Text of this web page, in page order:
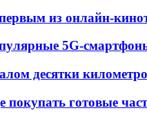
из онлайн-
5G-
десятки
готовые